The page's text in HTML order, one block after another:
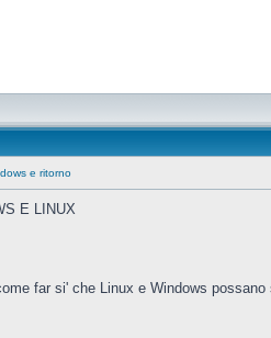
e ritorno
E LINUX
far si' che Linux e Windows